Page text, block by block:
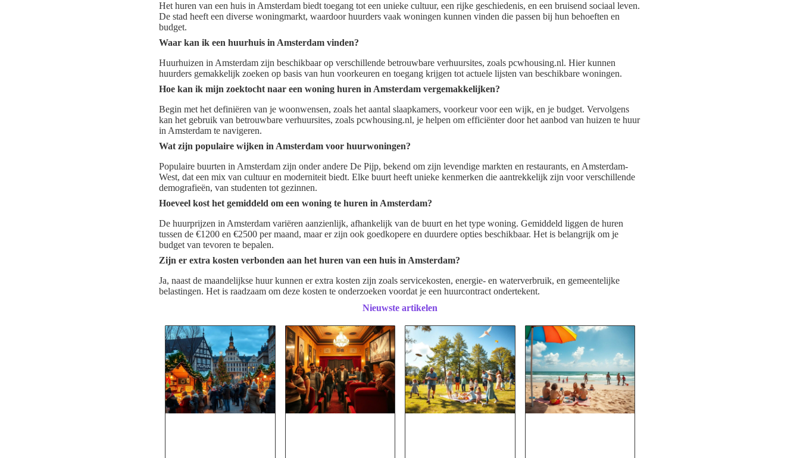
Het huren van een huis in Amsterdam biedt toegang tot een unieke cultuur, een rijke geschiedenis, en een bruisend sociaal leven.
De stad heeft een diverse woningmarkt, waardoor huurders vaak woningen kunnen vinden die passen bij hun behoeften en
budget.
Waar kan ik een huurhuis in Amsterdam vinden?
Huurhuizen in Amsterdam zijn beschikbaar op verschillende betrouwbare verhuursites, zoals pcwhousing.nl. Hier kunnen
huurders gemakkelijk zoeken op basis van hun voorkeuren en toegang krijgen tot actuele lijsten van beschikbare woningen.
Hoe kan ik mijn zoektocht naar een woning huren in Amsterdam vergemakkelijken?
Begin met het definiëren van je woonwensen, zoals het aantal slaapkamers, voorkeur voor een wijk, en je budget. Vervolgens
kan het gebruik van betrouwbare verhuursites, zoals pcwhousing.nl, je helpen om efficiënter door het aanbod van huizen te huur
in Amsterdam te navigeren.
Wat zijn populaire wijken in Amsterdam voor huurwoningen?
Populaire buurten in Amsterdam zijn onder andere De Pijp, bekend om zijn levendige markten en restaurants, en Amsterdam-
West, dat een mix van cultuur en moderniteit biedt. Elke buurt heeft unieke kenmerken die aantrekkelijk zijn voor verschillende
demografieën, van studenten tot gezinnen.
Hoeveel kost het gemiddeld om een woning te huren in Amsterdam?
De huurprijzen in Amsterdam variëren aanzienlijk, afhankelijk van de buurt en het type woning. Gemiddeld liggen de huren
tussen de €1200 en €2500 per maand, maar er zijn ook goedkopere en duurdere opties beschikbaar. Het is belangrijk om je
budget van tevoren te bepalen.
Zijn er extra kosten verbonden aan het huren van een huis in Amsterdam?
Ja, naast de maandelijkse huur kunnen er extra kosten zijn zoals servicekosten, energie- en waterverbruik, en gemeentelijke
belastingen. Het is raadzaam om deze kosten te onderzoeken voordat je een huurcontract ondertekent.
Nieuwste artikelen